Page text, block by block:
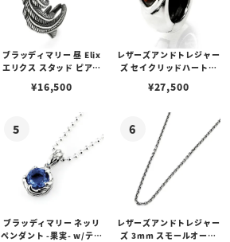
ブラッディマリー 昼 Elix
エリクス スタッド ピアス
¥16,500
レザーズアンドトレジャー
ズ セイクリッドハートピ
¥27,500
ブラッディマリー ネッリ
ペンダント -果実- w/ティ
レザーズアンドトレジャー
ズ 3mm スモールオーバ